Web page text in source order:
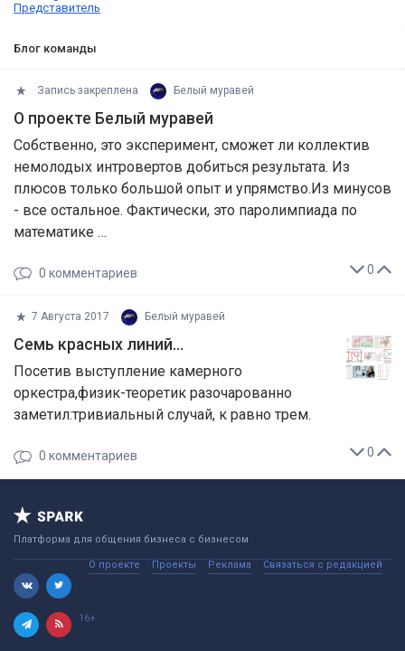
Представитель
Блог команды
Запись закреплена Белый муравей
О проекте Белый муравей
Собственно, это эксперимент, сможет ли коллектив
немолодых интровертов добиться результата. Из
плюсов только большой опыт и упрямство.Из минусов
- все остальное. Фактически, это паролимпиада по
математике …
0
0 комментариев
7 Августа 2017 Белый муравей
Семь красных линий…
Посетив выступление камерного
оркестра,физик-теоретик разочарованно
заметил:тривиальный случай, к равно трем.
0
0 комментариев
Платформа для общения бизнеса с бизнесом
О проекте Проекты Реклама Связаться с редакцией
16+